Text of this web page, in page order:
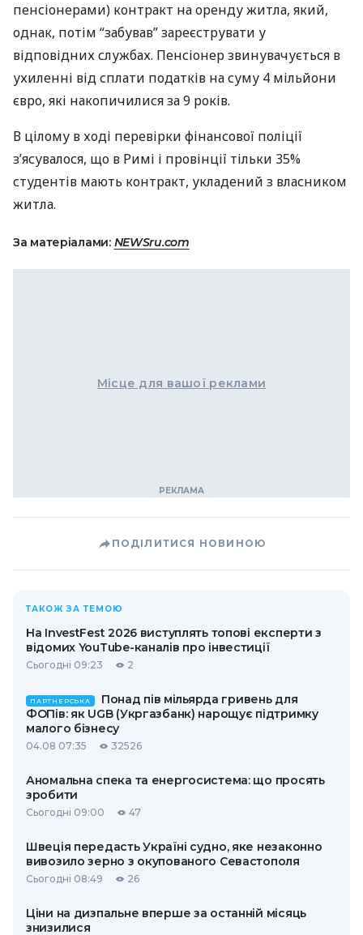
пенсіонерами) контракт на оренду житла, який,
однак, потім “забував” зареєструвати у
відповідних службах. Пенсіонер звинувачується в
ухиленні від сплати податків на суму 4 мільйони
євро, які накопичилися за 9 років.
В цілому в ході перевірки фінансової поліції
з’ясувалося, що в Римі і провінції тільки 35%
студентів мають контракт, укладений з власником
житла.
За матеріалами: NEWSru.com
Місце для вашої реклами
ПОДІЛИТИСЯ НОВИНОЮ
ТАКОЖ ЗА ТЕМОЮ
На InvestFest 2026 виступлять топові експерти з
відомих YouTube-каналів про інвестиції
Сьогодні 09:23 2
ПАРТНЕРСЬКА
Понад пів мільярда гривень для
ФОПів: як UGB (Укргазбанк) нарощує підтримку
малого бізнесу
04.08 07:35 32526
Аномальна спека та енергосистема: що просять
зробити
Сьогодні 09:00 47
Швеція передасть Україні судно, яке незаконно
вивозило зерно з окупованого Севастополя
Сьогодні 08:49 26
Ціни на дизпальне вперше за останній місяць
знизилися